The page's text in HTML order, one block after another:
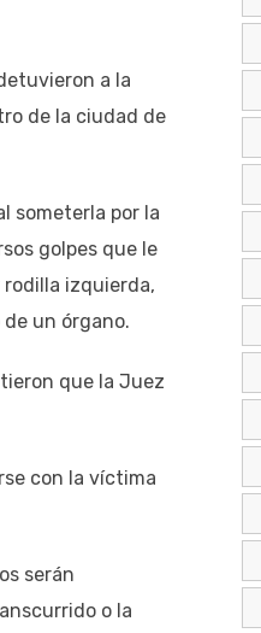
a la
de la ciudad de
someterla por la
golpes que le
izquierda,
un órgano.
que la Juez
con la víctima
serán
o la